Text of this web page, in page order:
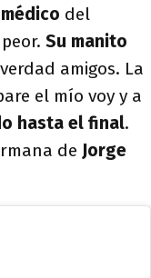
del
Su manito
amigos. La
el mío voy y a
hasta el final.
de Jorge